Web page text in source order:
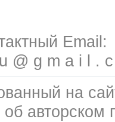
Email:
@ g m a i l .
на
авторском